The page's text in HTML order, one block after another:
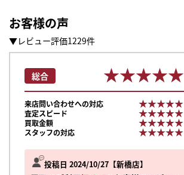
お客様の声
▼レビュー評価1229件
投稿日 2024/10/27 新橋店
総合 ★★★★★
★★★★★
来店問い合わせへの対応 ★★★★★
★★★★★
査定スピード
★★★★★
★★★★★
買取金額
★★★★★
★★★★★
スタッフの対応
★★★★★
★★★★★